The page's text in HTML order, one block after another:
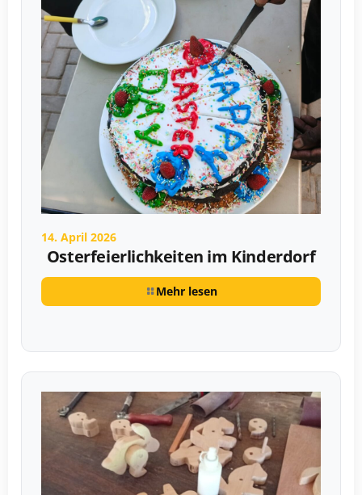
14. April 2026
Osterfeierlichkeiten im Kinderdorf
Mehr lesen